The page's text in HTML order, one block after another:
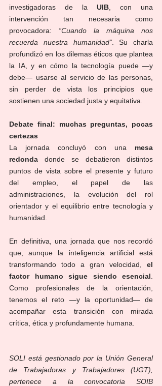
investigadoras de la UIB , con una
intervención tan necesaria como
provocadora: “Cuando la máquina nos
recuerda nuestra humanidad”. Su charla
profundizó en los dilemas éticos que plantea
la IA, y en cómo la tecnología puede —y
debe— usarse al servicio de las personas,
sin perder de vista los principios que
sostienen una sociedad justa y equitativa.
Debate final: muchas preguntas, pocas
certezas
La jornada concluyó con una mesa
redonda donde se debatieron distintos
puntos de vista sobre el presente y futuro
del empleo, el papel de las
administraciones, la evolución del rol
orientador y el equilibrio entre tecnología y
humanidad.
En definitiva, una jornada que nos recordó
que, aunque la inteligencia artificial está
transformando todo a gran velocidad, el
factor humano sigue siendo esencial
Como profesionales de la orientación,
tenemos el reto —y la oportunidad— de
acompañar esta transición con mirada
crítica, ética y profundamente humana.
SOLI está gestionado por la Unión General
de Trabajadoras y Trabajadores (UGT),
pertenece a la convocatoria SOIB